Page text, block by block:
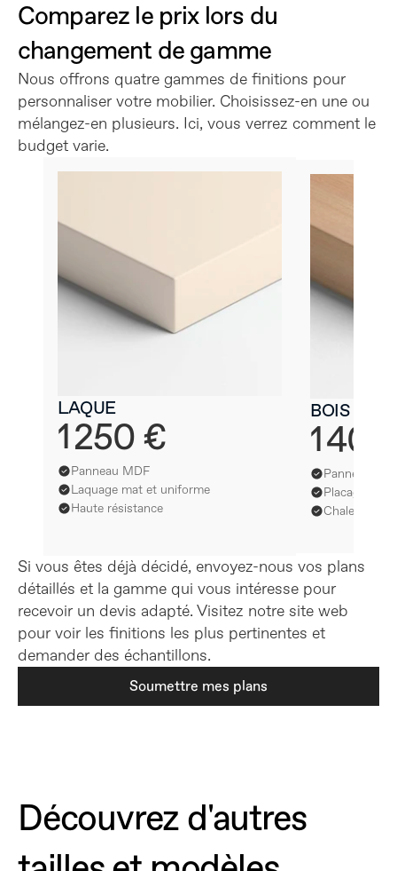
Soumettre mes plans
Comparez le prix lors du
changement de gamme
Nous offrons quatre gammes de finitions pour
personnaliser votre mobilier. Choisissez-en une ou
mélangez-en plusieurs. Ici, vous verrez comment le
budget varie.
LAQUE
1 250 €
Panneau MDF
Laquage mat et uniforme
Haute résistance
BOIS
1
Panneau
Placage
Chaleur et
Si vous êtes déjà décidé, envoyez-nous vos plans
détaillés et la gamme qui vous intéresse pour
recevoir un devis adapté. Visitez notre site web
pour voir les finitions les plus pertinentes et
demander des échantillons.
Découvrez d'autres